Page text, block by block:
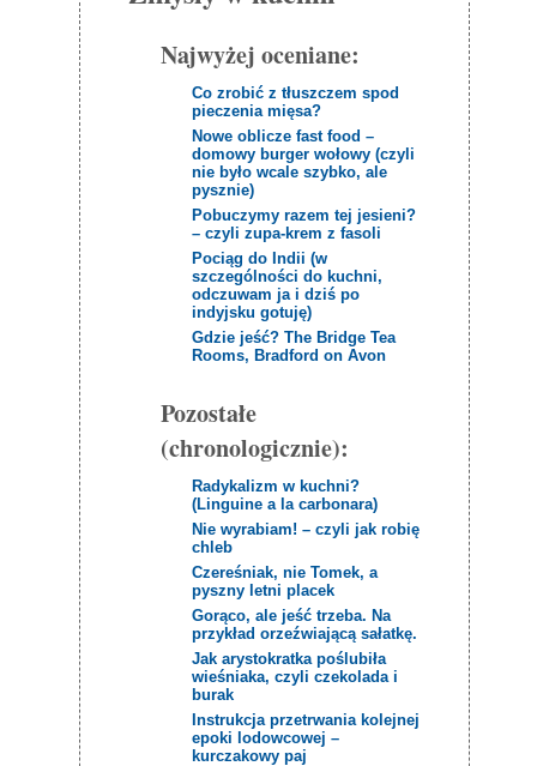
Najwyżej oceniane:
Co zrobić z tłuszczem spod
pieczenia mięsa?
Nowe oblicze fast food –
domowy burger wołowy (czyli
nie było wcale szybko, ale
pysznie)
Pobuczymy razem tej jesieni?
– czyli zupa-krem z fasoli
Pociąg do Indii (w
szczególności do kuchni,
odczuwam ja i dziś po
indyjsku gotuję)
Gdzie jeść? The Bridge Tea
Rooms, Bradford on Avon
Pozostałe
(chronologicznie):
Radykalizm w kuchni?
(Linguine a la carbonara)
Nie wyrabiam! – czyli jak robię
chleb
Czereśniak, nie Tomek, a
pyszny letni placek
Gorąco, ale jeść trzeba. Na
przykład orzeźwiającą sałatkę.
Jak arystokratka poślubiła
wieśniaka, czyli czekolada i
burak
Instrukcja przetrwania kolejnej
epoki lodowcowej –
kurczakowy paj